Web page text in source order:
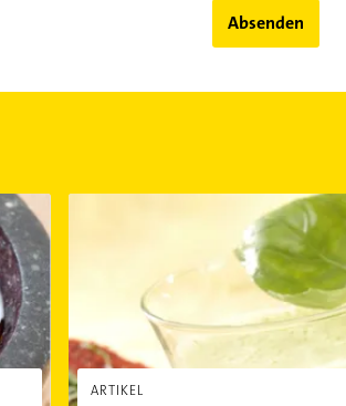
Absenden
ARTIKEL
Parfait von Basilikum und Zitrone